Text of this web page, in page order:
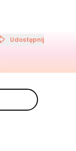
Udostępnij